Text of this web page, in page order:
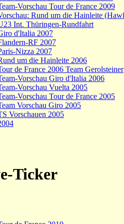
Vorschau Tour de France 2009
Rund um die Hainleite
Int. Thüringen-Rundfahrt
d'Italia 2007
RF 2007
Nizza 2007
um die Hainleite 2006
de France 2006 Team Gerolsteiner
Vorschau Giro d'Italia 2006
Vorschau Vuelta 2005
Vorschau Tour de France 2005
Vorschau Giro 2005
Vorschauen 2005
Ticker